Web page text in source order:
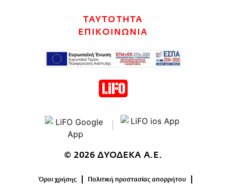
ΤΑΥΤΟΤΗΤΑ
ΕΠΙΚΟΙΝΩΝΙΑ
© 2026 ΔΥΟΔΕΚΑ Α.Ε.
Όροι χρήσης Πολιτική προστασίας απορρήτου